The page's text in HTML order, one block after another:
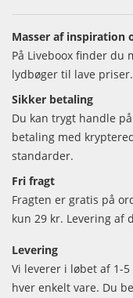
Masser af inspiration
På Liveboox finder du
lydbøger til lave priser.
Sikker betaling
Du kan trygt handle
betaling med
standarder.
Fri fragt
Fragten er gratis på
kun 29 kr. Levering af
Levering
Vi leverer i løbet af 1-
hver enkelt vare. Du